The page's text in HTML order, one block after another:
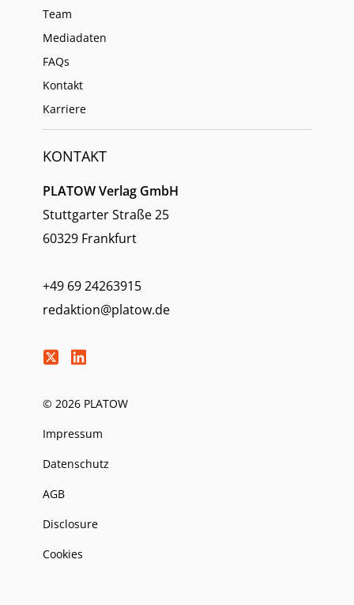
Team
Mediadaten
FAQs
Kontakt
Karriere
KONTAKT
PLATOW Verlag GmbH
Stuttgarter Straße 25
60329 Frankfurt
+49 69 24263915
redaktion@platow.de
© 2026 PLATOW
Impressum
Datenschutz
AGB
Disclosure
Cookies